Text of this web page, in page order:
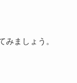
ましょう。